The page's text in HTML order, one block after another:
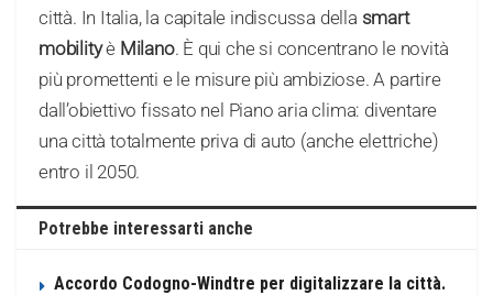
città. In Italia, la capitale indiscussa della smart
mobilityè Milano. È qui che si concentrano le novità
più promettenti e le misure più ambiziose. A partire
dall’obiettivo fissato nel Piano aria clima: diventare
una città totalmente priva di auto (anche elettriche)
entro il 2050.
Potrebbe interessarti anche
Accordo Codogno-Windtre per digitalizzare la città.